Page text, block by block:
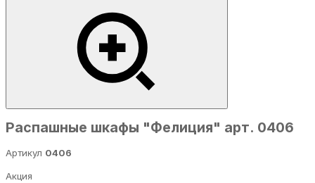
Распашные шкафы "Фелиция" арт. 0406
Артикул 0406
Акция